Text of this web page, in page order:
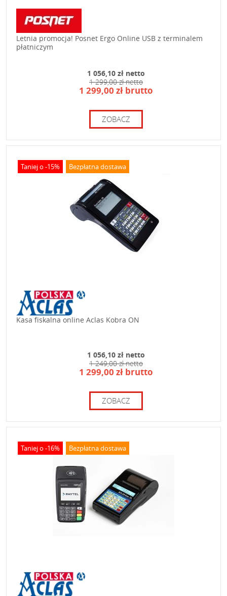
Letnia promocja! Posnet Ergo Online USB z terminalem
płatniczym
1 056,10 zł netto
1 299,00 zł netto
1 299,00 zł brutto
ZOBACZ
Taniej o -15% Bezpłatna dostawa
Kasa fiskalna online Aclas Kobra ON
1 056,10 zł netto
1 249,00 zł netto
1 299,00 zł brutto
ZOBACZ
Taniej o -16% Bezpłatna dostawa